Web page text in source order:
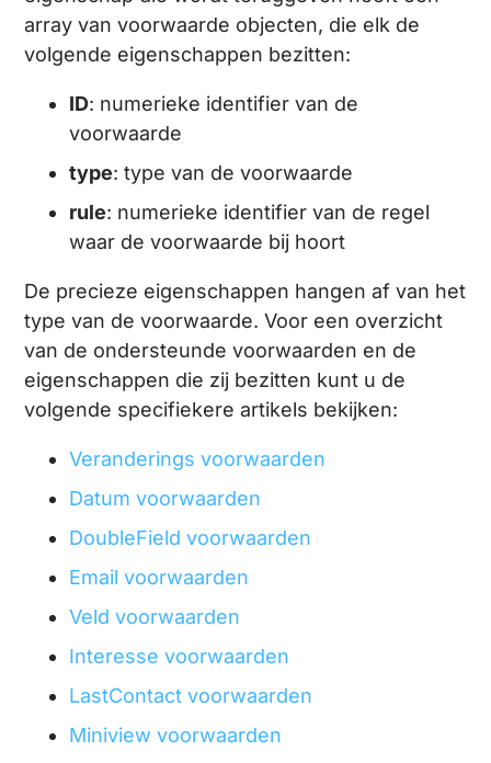
array van voorwaarde objecten, die elk de
volgende eigenschappen bezitten:
ID: numerieke identifier van de
voorwaarde
type: type van de voorwaarde
rule: numerieke identifier van de regel
waar de voorwaarde bij hoort
De precieze eigenschappen hangen af van het
type van de voorwaarde. Voor een overzicht
van de ondersteunde voorwaarden en de
eigenschappen die zij bezitten kunt u de
volgende specifiekere artikels bekijken:
Veranderings voorwaarden
Datum voorwaarden
DoubleField voorwaarden
Email voorwaarden
Veld voorwaarden
Interesse voorwaarden
LastContact voorwaarden
Miniview voorwaarden